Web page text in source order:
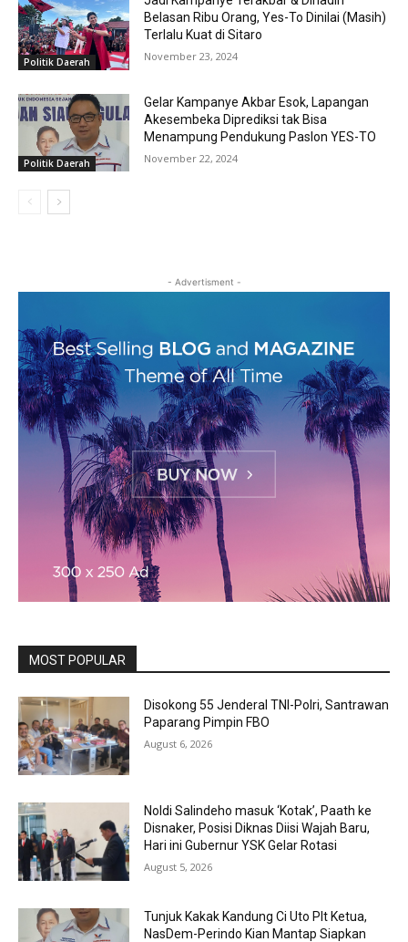
Politik Daerah
Belasan Ribu Orang, Yes-To Dinilai (Masih)
Terlalu Kuat di Sitaro
November 23, 2024
Politik Daerah
Gelar Kampanye Akbar Esok, Lapangan
Akesembeka Diprediksi tak Bisa
Menampung Pendukung Paslon YES-TO
November 22, 2024
- Advertisment -
MOST POPULAR
Disokong 55 Jenderal TNI-Polri, Santrawan
Paparang Pimpin FBO
August 6, 2026
Noldi Salindeho masuk ‘Kotak’, Paath ke
Disnaker, Posisi Diknas Diisi Wajah Baru,
Hari ini Gubernur YSK Gelar Rotasi
August 5, 2026
Tunjuk Kakak Kandung Ci Uto Plt Ketua,
NasDem-Perindo Kian Mantap Siapkan